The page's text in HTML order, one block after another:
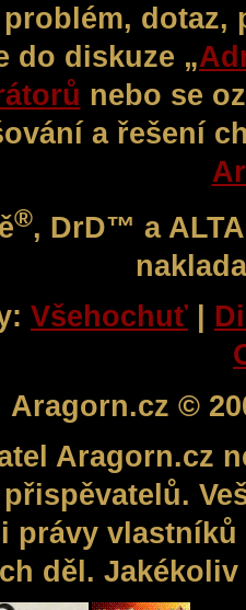
problém,
do diskuze „
nebo se
a řešení
®, DrD™ a
Všehochuť
Aragorn.cz ©
Aragorn.cz
právy
děl.